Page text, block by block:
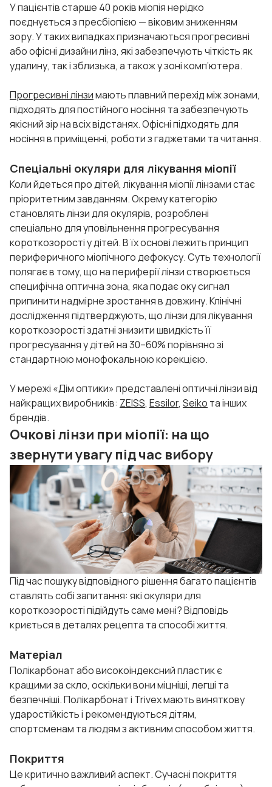
У пацієнтів старше 40 років міопія нерідко
поєднується з пресбіопією — віковим зниженням
зору. У таких випадках призначаються прогресивні
або офісні дизайни лінз, які забезпечують чіткість як
удалину, так і зблизька, а також у зоні комп’ютера.
Прогресивні лінзимають плавний перехід між зонами,
підходять для постійного носіння та забезпечують
якісний зір на всіх відстанях. Офісні підходять для
носіння в приміщенні, роботи з гаджетами та читання.
Спеціальні окуляри для лікування міопії
Коли йдеться про дітей, лікування міопії лінзами стає
пріоритетним завданням. Окрему категорію
становлять лінзи для окулярів, розроблені
спеціально для уповільнення прогресування
короткозорості у дітей. В їх основі лежить принцип
периферичного міопічного дефокусу. Суть технології
полягає в тому, що на периферії лінзи створюється
специфічна оптична зона, яка подає оку сигнал
припинити надмірне зростання в довжину. Клінічні
дослідження підтверджують, що лінзи для лікування
короткозорості здатні знизити швидкість її
прогресування у дітей на 30–60% порівняно зі
стандартною монофокальною корекцією.
У мережі «Дім оптики» представлені оптичні лінзи від
найкращих виробників: ZEISS, Essilor, Seiko та інших
брендів.
Очкові лінзи при міопії: на що
звернути увагу під час вибору
Під час пошуку відповідного рішення багато пацієнтів
ставлять собі запитання: які окуляри для
короткозорості підійдуть саме мені? Відповідь
криється в деталях рецепта та способі життя.
Матеріал
Полікарбонат або високоіндексний пластик є
кращими за скло, оскільки вони міцніші, легші та
безпечніші. Полікарбонат і Trivex мають виняткову
ударостійкість і рекомендуються дітям,
спортсменам та людям з активним способом життя.
Покриття
Це критично важливий аспект. Сучасні покриття